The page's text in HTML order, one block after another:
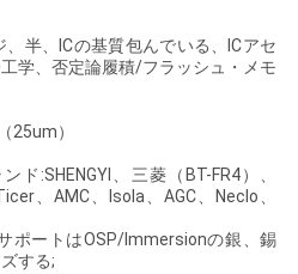
、半、ICの基質包んでいる、ICアセ
学、否定論履積/フラッシュ・メモ
25um）
:SHENGYI、三菱（BT-FR4）、
、AMC、Isola、AGC、Neclo、
ポートはOSP/Immersionの銀、錫
する;